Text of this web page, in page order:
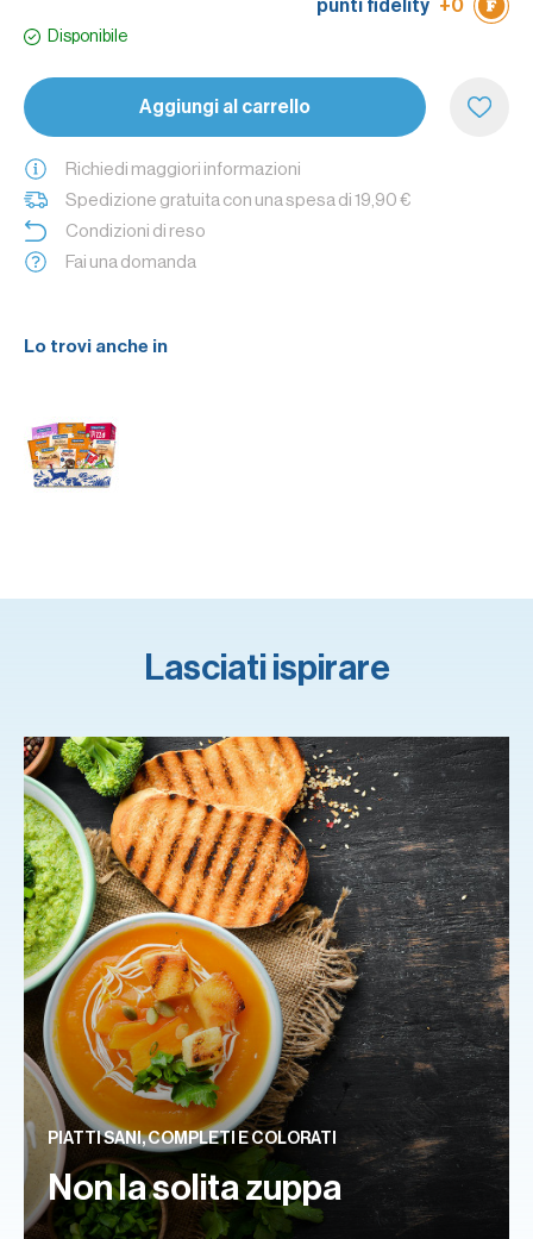
punti fidelity +0
Disponibile
Aggiungi al carrello
Richiedi maggiori informazioni
Spedizione gratuita con una spesa di 19,90 €
Condizioni di reso
Fai una domanda
Lo trovi anche in
Lasciati ispirare
PIATTI SANI, COMPLETI E COLORATI
Non la solita zuppa